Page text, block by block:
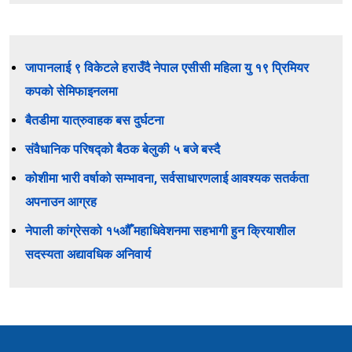
जापानलाई ९ विकेटले हराउँदै नेपाल एसीसी महिला यु १९ प्रिमियर
कपको सेमिफाइनलमा
बैतडीमा यात्रुवाहक बस दुर्घटना
संवैधानिक परिषद्को बैठक बेलुकी ५ बजे बस्दै
कोशीमा भारी वर्षाको सम्भावना, सर्वसाधारणलाई आवश्यक सतर्कता
अपनाउन आग्रह
नेपाली कांग्रेसको १५औँ महाधिवेशनमा सहभागी हुन क्रियाशील
सदस्यता अद्यावधिक अनिवार्य